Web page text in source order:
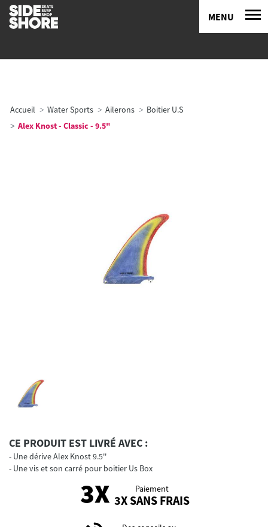
MENU
Accueil Water Sports Ailerons
Boitier U.S
Alex Knost - Classic - 9.5"
CE PRODUIT EST LIVRÉ AVEC :
Une dérive Alex Knost 9.5''
Une vis et son carré pour boitier Us Box
Paiement
3X SANS FRAIS